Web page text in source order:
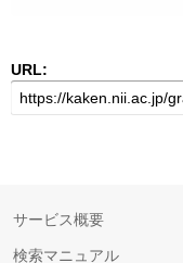
URL:
サービス概要
検索マニュアル